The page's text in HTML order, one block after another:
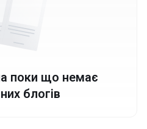
поки що немає
блогів